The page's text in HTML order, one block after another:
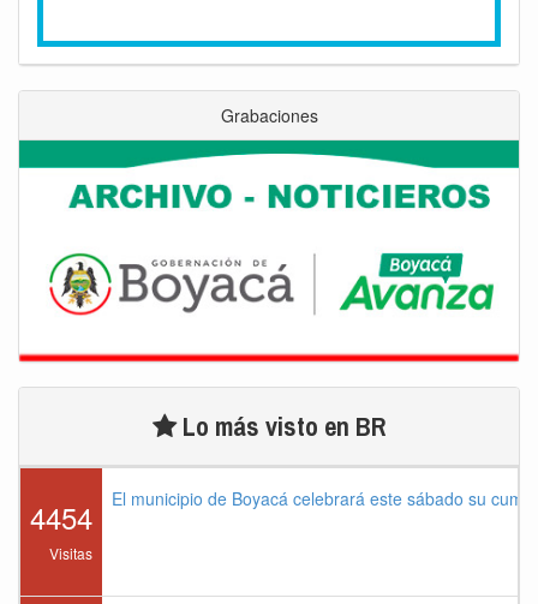
Grabaciones
Lo más visto en BR
4454
Visitas
El municipio de Boyacá celebrará este sábado su